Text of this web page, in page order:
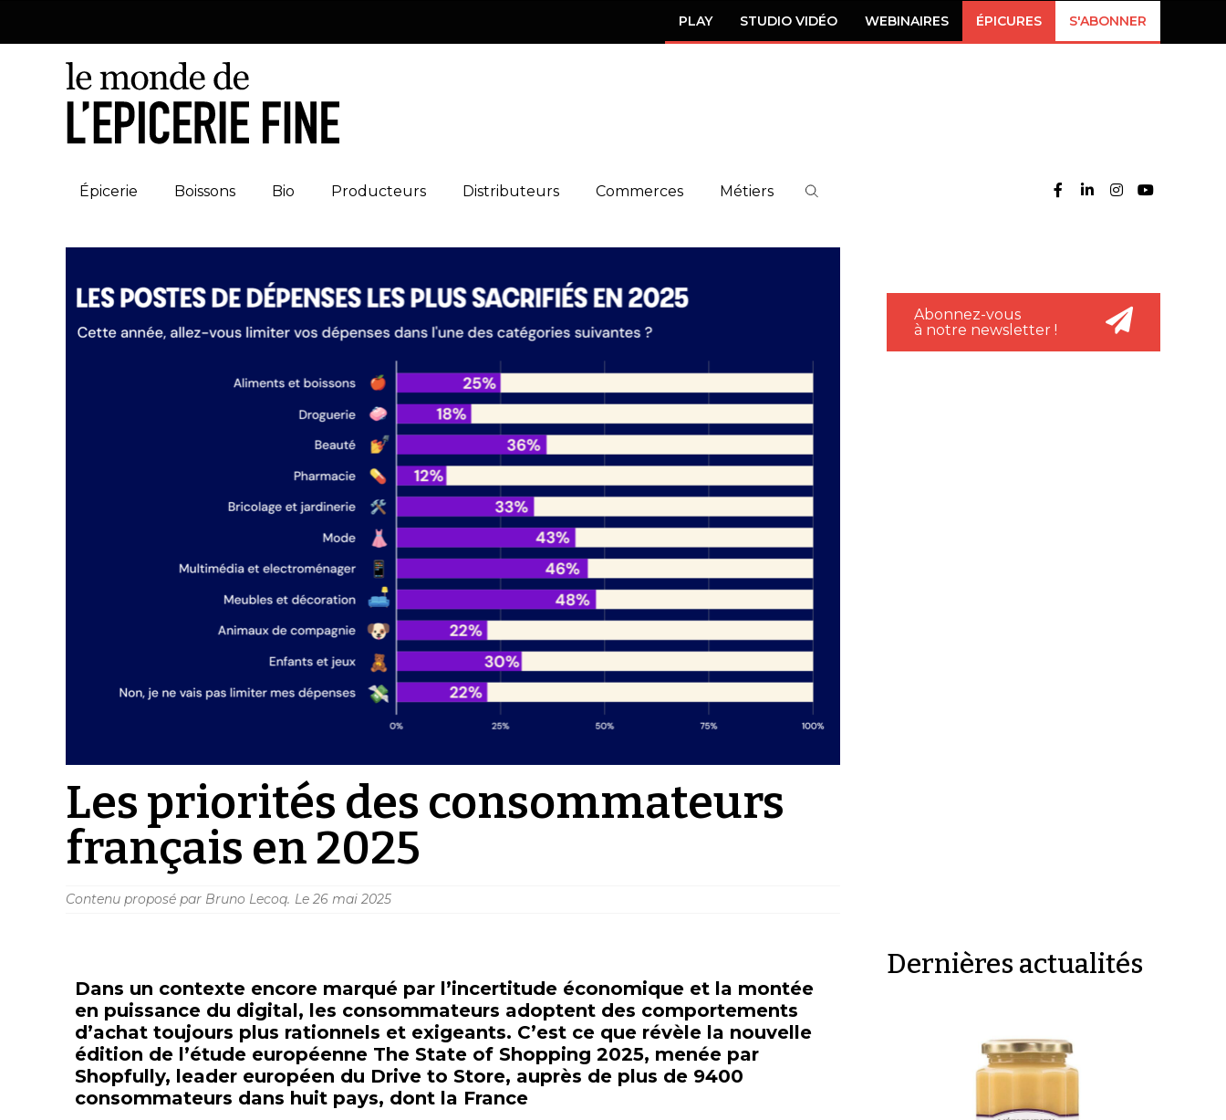
PLAY STUDIO VIDÉO WEBINAIRES ÉPICURES S'ABONNER
Épicerie Boissons Bio Producteurs Distributeurs Commerces Métiers
Les priorités des consommateurs
français en 2025
Contenu proposé par Bruno Lecoq. Le 26 mai 2025
Abonnez-vous
à notre newsletter !
Dans un contexte encore marqué par l’incertitude économique et la montée
en puissance du digital, les consommateurs adoptent des comportements
d’achat toujours plus rationnels et exigeants. C’est ce que révèle la nouvelle
édition de l’étude européenne The State of Shopping 2025, menée par
Shopfully, leader européen du Drive to Store, auprès de plus de 9400
consommateurs dans huit pays, dont la France
Dernières actualités